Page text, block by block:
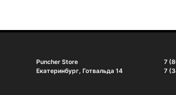
Puncher Store
Екатеринбург, Готвальда 14
7
7